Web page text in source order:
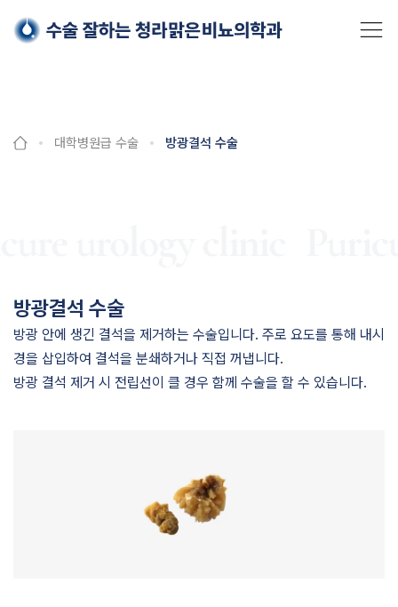
Skip
대학병원급 수술 방광결석 수술
방광결석 수술
방광 안에 생긴 결석을 제거하는 수술입니다. 주로 요도를 통해 내시
경을 삽입하여 결석을 분쇄하거나 직접 꺼냅니다.
방광 결석 제거 시 전립선이 클 경우 함께 수술을 할 수 있습니다.